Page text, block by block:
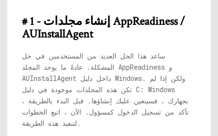
# 1 - إنشاء مجلدات AppReadiness /
AUInstallAgent
ساعد هذا الحل العديد من المستخدمين في حل
المشكلة. عادةً ما يوجد المجلد AppReadiness و
AUInstallAgent داخل دليل Windows. ولكن إذا لم
تكن هذه المجلدات موجودة في دليل C: Windows
بجهازك ، فسيتعين عليك إنشاؤها. قبل البدء بالطريقة ،
تأكد من تسجيل الدخول كمسؤول. الآن ، اتبع الخطوات
لتنفيذ هذه الطريقة.